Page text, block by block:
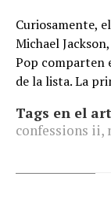
Curiosamente,
Michael
Pop comparten
de la lista. La
Tags en el
confessions ii,